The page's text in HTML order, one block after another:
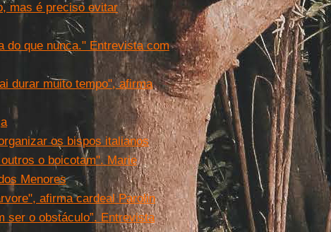
mas é preciso evitar
do que nunca." Entrevista com
durar muito tempo", afirma
os bispos italianos
o boicotam". Marie
Menores
afirma cardeal Parolin
ser o obstáculo”. Entrevista